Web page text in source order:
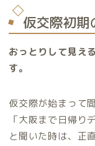
仮交際初期
おっとりして見え
す。
仮交際が始まって
「大阪まで日帰り
と聞いた時は、正